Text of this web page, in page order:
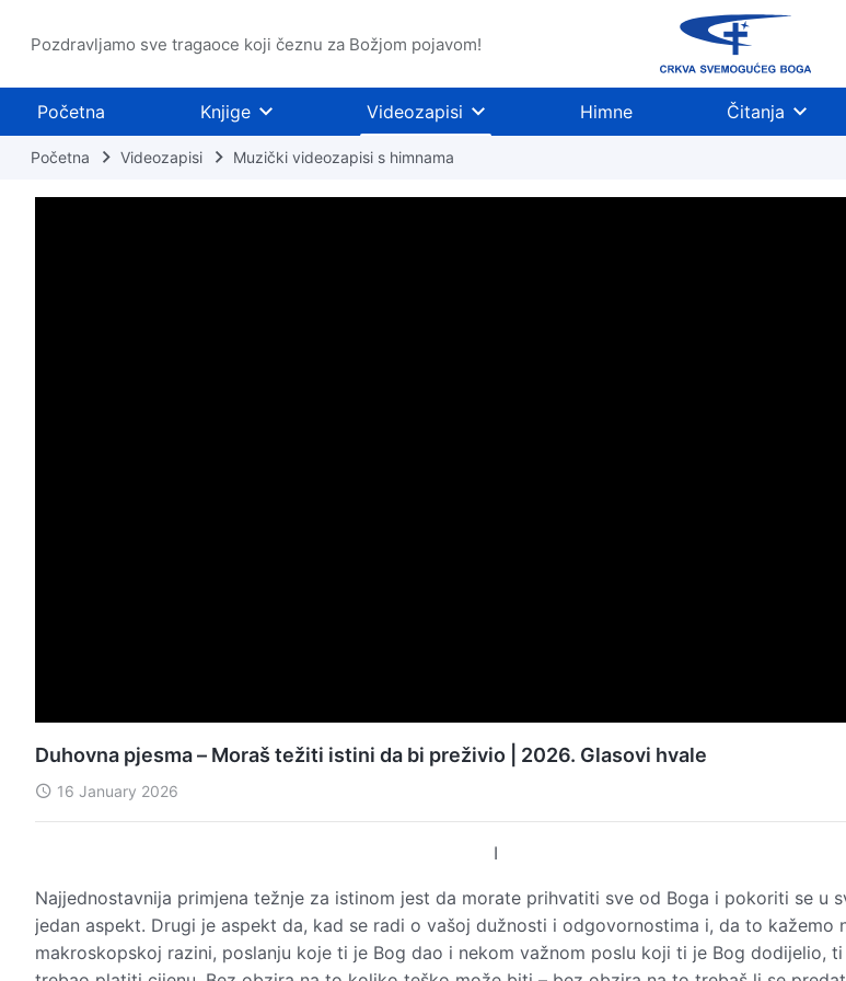
Pozdravljamo sve tragaoce koji čeznu za Božjom pojavom!
Početna Knjige Videozapisi Himne Čitanja
Početna Videozapisi Muzički videozapisi s himnama
Duhovna pjesma – Moraš težiti istini da bi preživio | 2026. Glasovi hvale
16 January 2026
I
Najjednostavnija primjena težnje za istinom jest da morate prihvatiti sve od Boga i pokoriti se u
jedan aspekt. Drugi je aspekt da, kad se radi o vašoj dužnosti i odgovornostima i, da to kažemo
makroskopskoj razini, poslanju koje ti je Bog dao i nekom važnom poslu koji ti je Bog dodijelio,